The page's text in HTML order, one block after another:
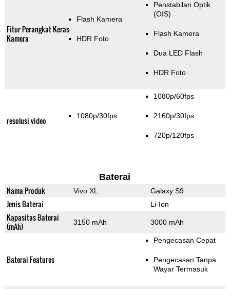
Fitur Perangkat Keras
Kamera
Flash Kamera
HDR Foto
Penstabilan Optik
(OIS)
Flash Kamera
Dua LED Flash
HDR Foto
resolusi video 1080p/30fps
1080p/60fps
2160p/30fps
720p/120fps
Baterai
Nama Produk Vivo XL Galaxy S9
Jenis Baterai Li-Ion
Kapasitas Baterai
(mAh)
3150 mAh 3000 mAh
Baterai Features
Pengecasan Cepat
Pengecasan Tanpa
Wayar Termasuk